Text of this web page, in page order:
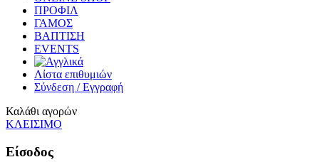
ΠΡΟΦΙΛ
ΓΑΜΟΣ
ΒΑΠΤΙΣΗ
EVENTS
Λίστα επιθυμιών
Σύνδεση / Εγγραφή
Καλάθι αγορών
ΚΛΕΙΣΙΜΟ
Είσοδος